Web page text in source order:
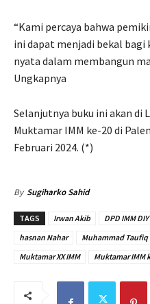
“Kami percaya bahwa
ini dapat menjadi bekal
nyata dalam membangun
Ungkapnya
Selanjutnya buku ini akan di
Muktamar IMM ke-20 di
Februari 2024. (*)
By Sugiharko Sahid
TAGS Irwan Akib DPD IMM DIY
hasnan Nahar
Muhammad Taufiq
Muktamar XX IMM
Muktamar IMM